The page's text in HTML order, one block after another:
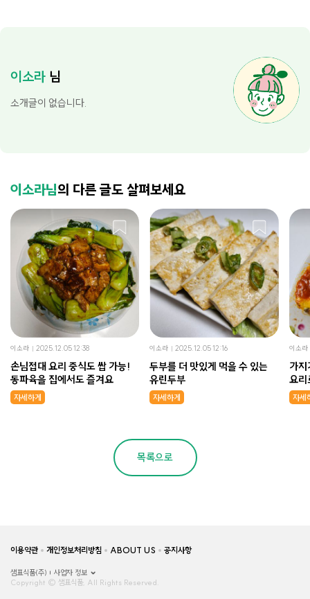
이소라 님
소개글이 없습니다.
이소라님의 다른 글도 살펴보세요
이소라 2025.12.05 12:38
손님접대 요리 중식도 쌉 가능!
동파육을 집에서도 즐겨요
자세하게
이소라 2025.12.05 12:16
두부를 더 맛있게 먹을 수 있는
유린두부
자세하게
이소라
가
요리
니!
자세
목록으로
이용약관 개인정보처리방침 ABOUT US 공지사항
샘표식품(주)
사업자 정보
Copyright © 샘표식품, All Rights Reserved.